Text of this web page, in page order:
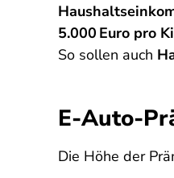
5.000 Euro pro
So sollen auch
E-Auto-
Die Höhe der